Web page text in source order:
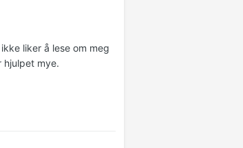
liker å lese om meg
hjulpet mye.